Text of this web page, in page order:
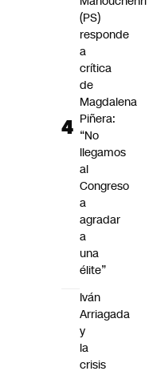
(PS)
responde
a
crítica
de
Magdalena
Piñera:
“No
llegamos
al
Congreso
a
agradar
a
una
élite”
Iván
Arriagada
y
la
crisis